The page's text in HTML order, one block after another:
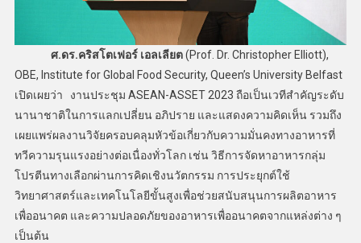
ศ.ดร.คริสโตเฟอร์ เอลเลียต(Prof. Dr. Christopher Elliott),
OBE, Institute for Global Food Security, Queen’s University Belfast
เปิดเผยว่า งานประชุม ASEAN-ASSET 2023 ถือเป็นเวทีสำคัญระดับ
นานาชาติในการแลกเปลี่ยน อภิปราย และแสดงความคิดเห็น รวมถึง
เผยแพร่ผลงานวิจัยครอบคลุมหัวข้อเกี่ยวกับความมั่นคงทางอาหารที่
ทวีความรุนแรงอย่างต่อเนื่องทั่วโลก เช่น วิธีการจัดหาอาหารกลุ่ม
โปรตีนทางเลือกผ่านการคิดเชิงนวัตกรรม การประยุกต์ใช้
วิทยาศาสตร์และเทคโนโลยีขั้นสูงเพื่อช่วยสนับสนุนการผลิตอาหาร
เพื่ออนาคต และความปลอดภัยของอาหารเพื่ออนาคตจากแหล่งต่าง ๆ
เป็นต้น